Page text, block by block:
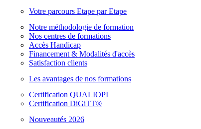
Votre parcours Etape par Etape
Notre méthodologie de formation
Nos centres de formations
Accès Handicap
Financement & Modalités d'accès
Satisfaction clients
Les avantages de nos formations
Certification QUALIOPI
Certification DiGiTT®
Nouveautés 2026